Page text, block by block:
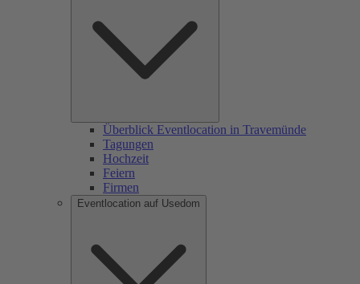
Überblick Eventlocation in Travemünde
Tagungen
Hochzeit
Feiern
Firmen
Eventlocation auf Usedom